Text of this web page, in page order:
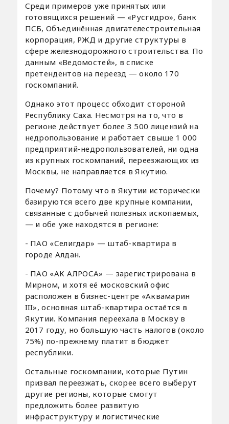
Среди примеров уже принятых или
готовящихся решений — «Русгидро», банк
ПСБ, Объединённая двигателестроительная
корпорация, РЖД и другие структуры в
сфере железнодорожного строительства. По
данным «Ведомостей», в списке
претендентов на переезд — около 170
госкомпаний.
Однако этот процесс обходит стороной
Республику Саха. Несмотря на то, что в
регионе действует более 3 500 лицензий на
недропользование и работает свыше 1 000
предприятий-недропользователей, ни одна
из крупных госкомпаний, переезжающих из
Москвы, не направляется в Якутию.
Почему? Потому что в Якутии исторически
базируются всего две крупные компании,
связанные с добычей полезных ископаемых,
— и обе уже находятся в регионе:
- ПАО «Селигдар» — штаб-квартира в
городе Алдан.
- ПАО «АК АЛРОСА» — зарегистрирована в
Мирном, и хотя её московский офис
расположен в бизнес-центре «Аквамарин
III», основная штаб-квартира остаётся в
Якутии. Компания переехала в Москву в
2017 году, но большую часть налогов (около
75%) по-прежнему платит в бюджет
республики.
Остальные госкомпании, которые Путин
призвал переезжать, скорее всего выберут
другие регионы, которые смогут
предложить более развитую
инфраструктуру и логистические